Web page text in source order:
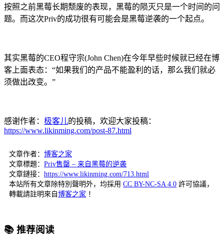
按照之前黑莓长期颓废的表现，黑莓的陨灭只是一个时间的问
题。而这次Priv的成功很有可能会是黑莓逆袭的一个起点。
其实黑莓的CEO程守宗(John Chen)在今年早些时候就已经在博
客上面表态：“如果我们的产品不能盈利的话，那么我们就必
须做出改变。”
感谢作者： 极客儿的投稿，欢迎大家投稿：
https://www.likinming.com/post-87.html
文章作者： 博客之家
文章標題： Priv售罄 – 来自黑莓的逆袭
文章鏈接： https://www.likinming.com/713.html
本站所有文章除特別聲明外，均採用 CC BY-NC-SA 4.0 許可協議，
轉載請註明來自 博客之家 ！
📚 推荐阅读